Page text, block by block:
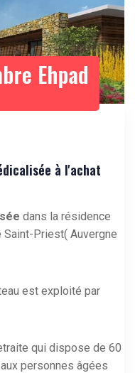
Ehpad
à l'achat
dans la résidence
Saint-Priest( Auvergne
est exploité par
qui dispose de 60
personnes âgées